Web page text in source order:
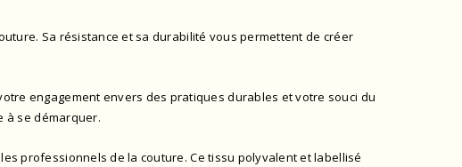
Sa résistance et sa durabilité vous permettent de créer
engagement envers des pratiques durables et votre souci du
à se démarquer.
professionnels de la couture. Ce tissu polyvalent etlabellisé